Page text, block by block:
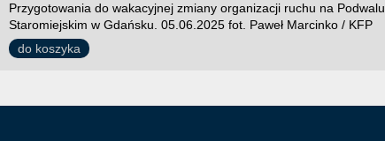
Przygotowania do wakacyjnej zmiany organizacji ruchu na Podwalu
Staromiejskim w Gdańsku. 05.06.2025 fot. Paweł Marcinko / KFP
do koszyka